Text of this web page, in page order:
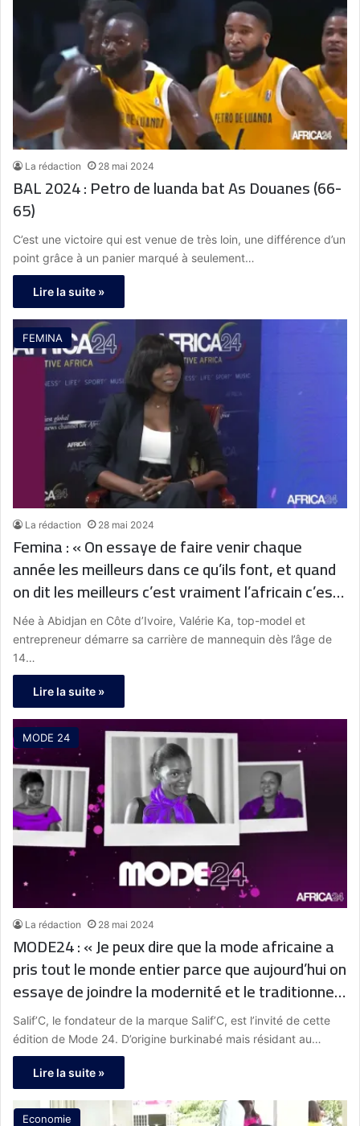
La rédaction 28 mai 2024
BAL 2024 : Petro de luanda bat As Douanes (66-
65)
C’est une victoire qui est venue de très loin, une différence d’un
point grâce à un panier marqué à seulement…
Lire la suite »
FEMINA
La rédaction 28 mai 2024
Femina : « On essaye de faire venir chaque
année les meilleurs dans ce qu’ils font, et quand
on dit les meilleurs c’est vraiment l’africain c’est
tout l’Afrique. On va les faire venir à Paris et on
va les accompagner » Valérie ka, Fondatrice de
Share Africa – Côte d’Ivoire
Née à Abidjan en Côte d’Ivoire, Valérie Ka, top-model et
entrepreneur démarre sa carrière de mannequin dès l’âge de
14…
Lire la suite »
MODE 24
La rédaction 28 mai 2024
MODE24 : « Je peux dire que la mode africaine a
pris tout le monde entier parce que aujourd’hui on
essaye de joindre la modernité et le traditionnel
» Salif’C, promoteur de la marque Salif-C –
Sénégal
Salif’C, le fondateur de la marque Salif’C, est l’invité de cette
édition de Mode 24. D’origine burkinabé mais résidant au…
Lire la suite »
Economie